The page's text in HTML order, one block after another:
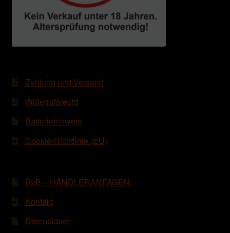
Zahlung und Versand
Widerrufsrecht
Batteriehinweis
Cookie-Richtlinie (EU)
B2B – HÄNDLERANFAGEN
Kontakt
Datenblätter